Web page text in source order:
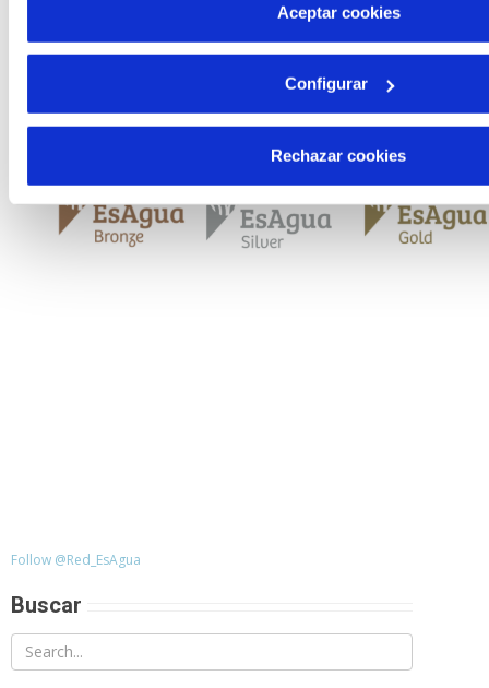
Aceptar cookies
Configurar
Rechazar cookies
Follow @Red_EsAgua
Buscar